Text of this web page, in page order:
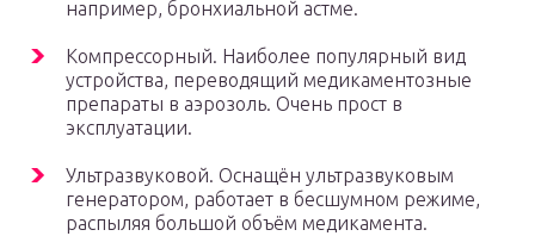
например, бронхиальной астме.
Компрессорный. Наиболее популярный вид
устройства, переводящий медикаментозные
препараты в аэрозоль. Очень прост в
эксплуатации.
Ультразвуковой. Оснащён ультразвуковым
генератором, работает в бесшумном режиме,
распыляя большой объём медикамента.